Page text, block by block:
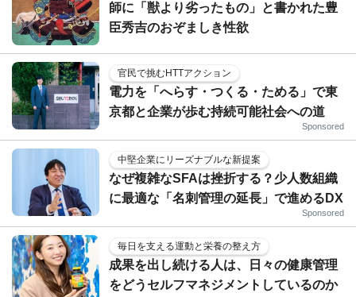
師に「獣より劣ったもの」と書かれた豊
臣秀吉のおぞましき性欲
官民で挑むHTTアクション
電力を「へらす・つくる・ためる」で東
京都と企業が歩む持続可能社会への道
Sponsored
中堅企業にリーズナブルな新提案
なぜ複雑なSFAは挫折する？少人数組織
に最適な「名刺管理の延長」で進めるDX
Sponsored
毎日を支える運動と栄養の整え方
成果を出し続ける人は、日々の健康管理
をどうセルフマネジメントしているのか